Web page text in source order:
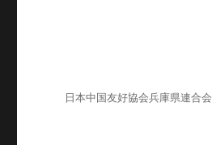
日本中国友好協会兵庫県連合会